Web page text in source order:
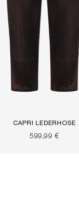
CAPRI LEDERHOSE
599,99 €